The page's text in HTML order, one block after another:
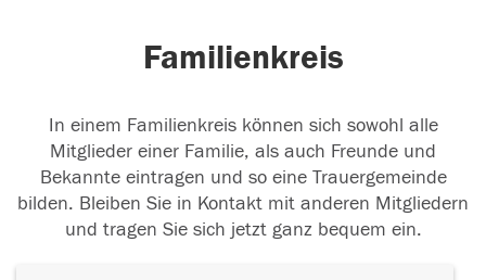
Familienkreis
In einem Familienkreis können sich sowohl alle
Mitglieder einer Familie, als auch Freunde und
Bekannte eintragen und so eine Trauergemeinde
bilden. Bleiben Sie in Kontakt mit anderen Mitgliedern
und tragen Sie sich jetzt ganz bequem ein.